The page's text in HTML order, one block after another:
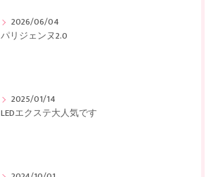
2026/06/04
パリジェンヌ2.0
2025/01/14
LEDエクステ大人気です